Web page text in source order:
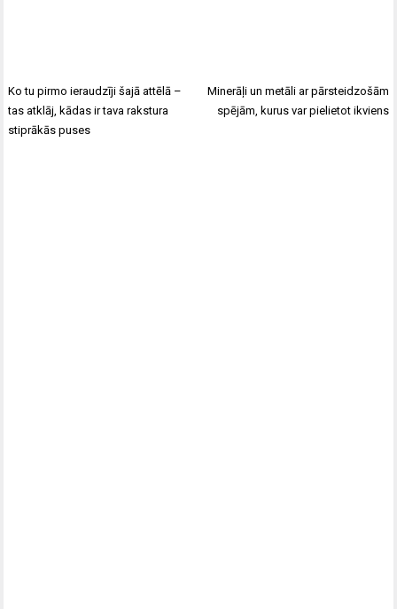
Ko tu pirmo ieraudzīji šajā attēlā –
tas atklāj, kādas ir tava rakstura
stiprākās puses
Minerāļi un metāli ar pārsteidzošām
spējām, kurus var pielietot ikviens